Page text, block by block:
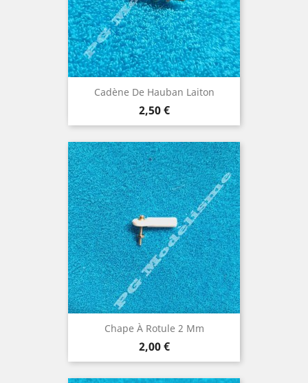
Cadène De Hauban Laiton
Prix
2,50 €
Chape À Rotule 2 Mm
Prix
2,00 €